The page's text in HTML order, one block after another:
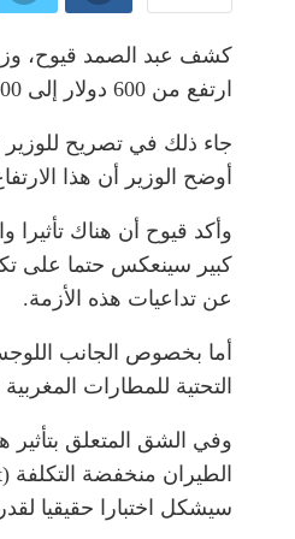
كشف عبد الصمد قيوح،
ارتفع من 600 دولار إلى 1800 دولار، وهو ما سيظهر آثاره بشكل جلي خلال الأسابيع المقبلة، خاصة على شركات الطيران منخفضة التكلفة.أخبار المغرب
جاء ذلك في تصريح
أوضح الوزير أن هذا
كبير سينعكس حتما على
عن تداعيات هذه الأزمة.
أما بخصوص الجانب
التحتية للمطارات
وفي الشق المتعلق
سيشكل اختبارا حقيقيا